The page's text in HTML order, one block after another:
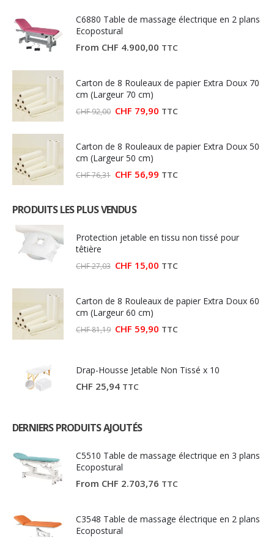
C6880 Table de massage électrique en 2 plans
Ecopostural
From CHF 4.900,00 TTC
Carton de 8 Rouleaux de papier Extra Doux 70
cm (Largeur 70 cm)
CHF92,00 Le
CHF 92,00.
CHF 79,90Le
CHF 79,90.
TTC
Carton de 8 Rouleaux de papier Extra Doux 50
cm (Largeur 50 cm)
CHF76,31 Le
CHF 76,31.
CHF 56,99Le
TTC
PRODUITS LES PLUS VENDUS
Protection jetable en tissu non tissé pour
têtière
CHF27,03 Le
CHF 27,03.
CHF 15,00Le
CHF 15,00.
TTC
Carton de 8 Rouleaux de papier Extra Doux 60
cm (Largeur 60 cm)
CHF81,19 Le
CHF 81,19.
CHF 59,90Le
CHF 59,90.
TTC
Drap-Housse Jetable Non Tissé x 10
CHF 25,94 TTC
DERNIERS PRODUITS AJOUTÉS
C5510 Table de massage électrique en 3 plans
Ecopostural
From CHF 2.703,76 TTC
C3548 Table de massage électrique en 2 plans
Ecopostural